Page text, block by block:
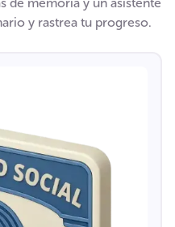
y rastrea tu progreso.